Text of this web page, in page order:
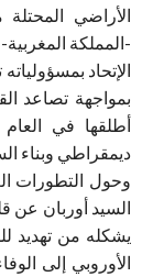
الأراضي
-المملكة
الإتحاد
بمواجهة تصاعد
ديمقراطي وبناء
وحول التطورات
السيد أوربان عن
يشكله من تهديد
الأوروبي إلى